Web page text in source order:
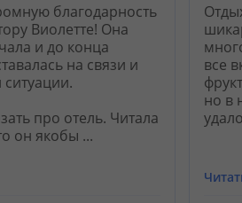
благодарность
Виолетте! Она
и до конца
на связи и
про отель. Читала
он якобы ...
все
но в